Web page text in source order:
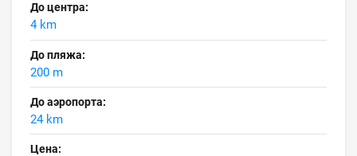
До центра:
4 km
До пляжа:
200 m
До аэропорта:
24 km
Цена: